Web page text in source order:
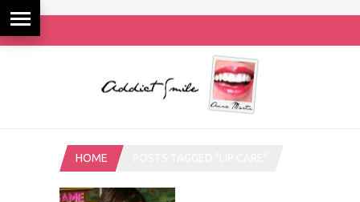
HOME